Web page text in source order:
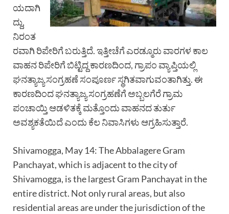
ಯದಾಗಿ
ದ್ದು,
ನಿರಂತ
ರವಾಗಿ ರಿಪೇರಿಗೆ ಬರುತ್ತಿದೆ. ಇತ್ತೀಚೆಗೆ ಎರಡ್ಮೂರು ವಾರಗಳ ಕಾಲ
ವಾಹನ ರಿಪೇರಿಗೆ ಬಿಟ್ಟಿದ್ದ ಕಾರಣದಿಂದ, ಗ್ರಾಪಂ ವ್ಯಾಪ್ತಿಯಲ್ಲಿ
ಘನತ್ಯಾಜ್ಯ ಸಂಗ್ರಹಣೆ ಸಂಪೂರ್ಣ ಸ್ಥಗಿತವಾಗುವಂತಾಗಿತ್ತು. ಈ
ಕಾರಣದಿಂದ ಘನತ್ಯಾಜ್ಯ ಸಂಗ್ರಹಣೆಗೆ ಅಬ್ಬಲಗೆರೆ ಗ್ರಾಮ
ಪಂಚಾಯ್ತಿ ಆಡಳಿತಕ್ಕೆ ಮತ್ತೊಂದು ವಾಹನದ ತುರ್ತು
ಅವಶ್ಯಕತೆಯಿದೆ ಎಂದು ಕೆಲ ನಿವಾಸಿಗಳು ಆಗ್ರಹಿಸುತ್ತಾರೆ.
Shivamogga, May 14: The Abbalagere Gram
Panchayat, which is adjacent to the city of
Shivamogga, is the largest Gram Panchayat in the
entire district. Not only rural areas, but also
residential areas are under the jurisdiction of the